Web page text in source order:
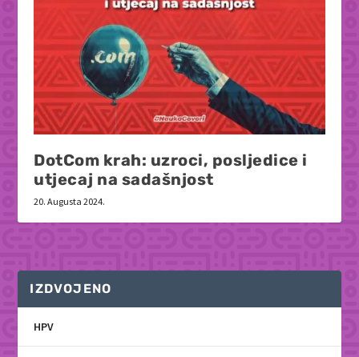
DotCom krah: uzroci, posljedice i
utjecaj na sadašnjost
20. Augusta 2024.
IZDVOJENO
HPV